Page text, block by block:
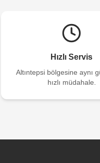
Hızlı Servis
Altıntepsibölgesine aynı
hızlı müdahale.